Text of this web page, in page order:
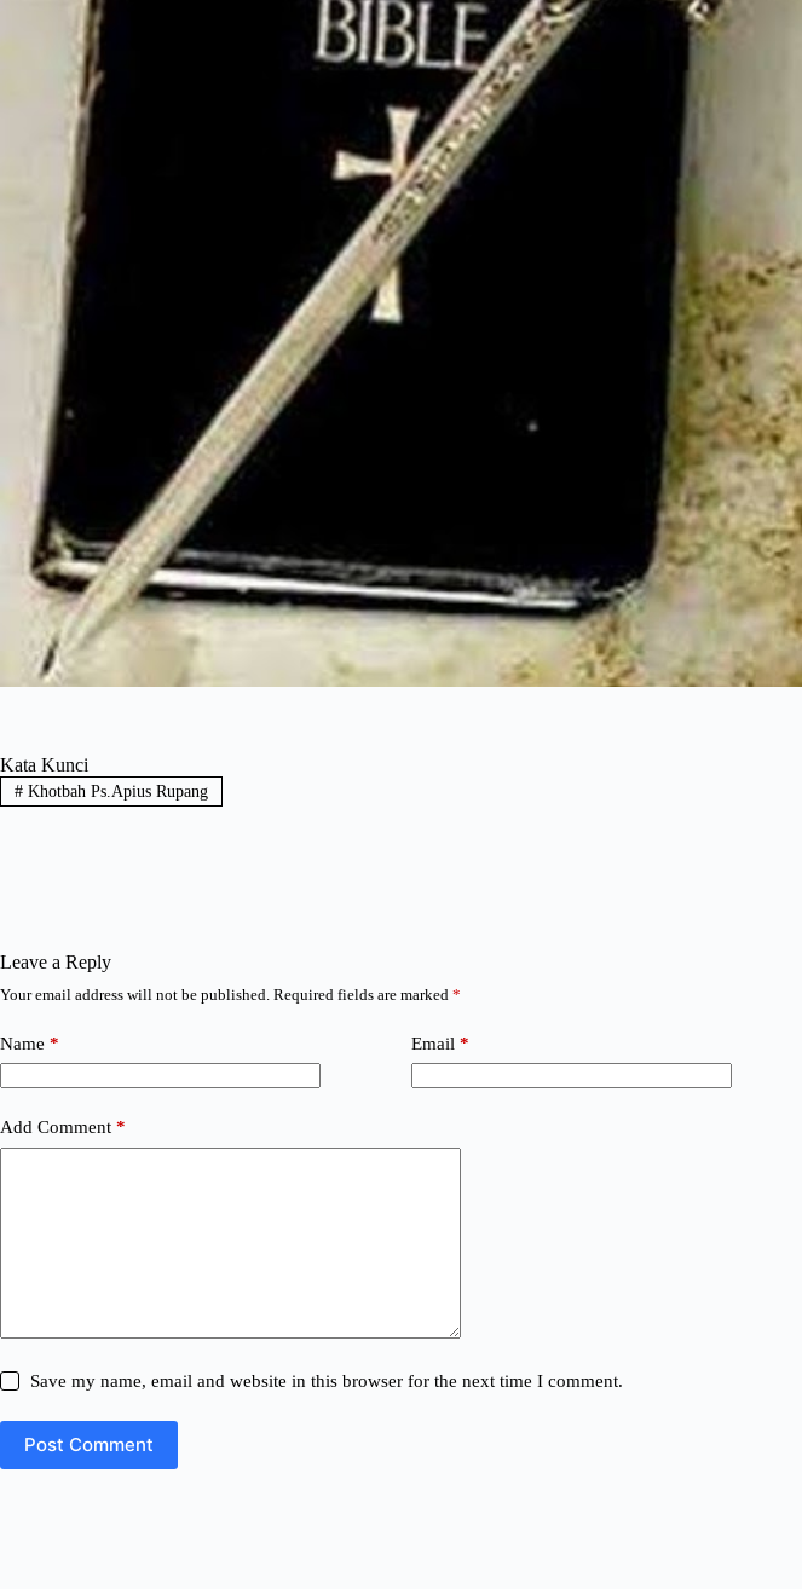
Kata Kunci
#Khotbah Ps.Apius Rupang
Leave a Reply
Your email address will not be published. Required fields are marked *
Name * Email *
Add Comment *
Save my name, email and website in this browser for the next time I comment.
Post Comment